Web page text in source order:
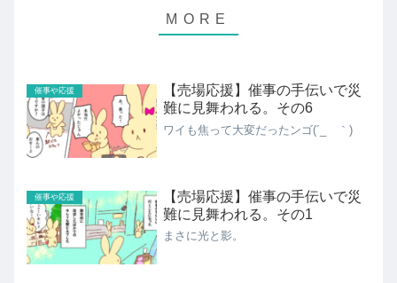
催事や応援
【売場応援】催事の手伝いで災
難に見舞われる。その6
ワイも焦って大変だったンゴ(´_ゝ｀)
催事や応援
【売場応援】催事の手伝いで災
難に見舞われる。その1
まさに光と影。